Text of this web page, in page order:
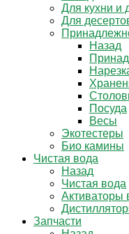
Для кухни и
Для
Назад
Посуда
Весы
Экотестеры
Био камины
Чистая вода
Назад
Чистая вода
Активаторы
Запчасти